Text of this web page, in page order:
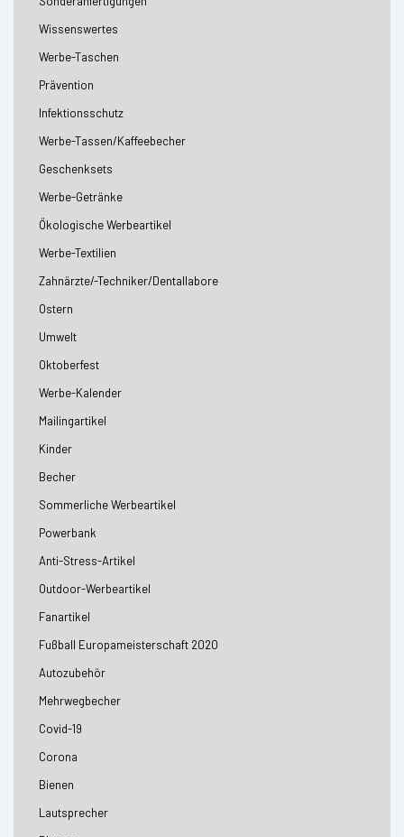
Wissenswertes
Werbe-Taschen
Prävention
Infektionsschutz
Werbe-Tassen/Kaffeebecher
Geschenksets
Werbe-Getränke
Ökologische Werbeartikel
Werbe-Textilien
Zahnärzte/-Techniker/Dentallabore
Ostern
Umwelt
Oktoberfest
Werbe-Kalender
Mailingartikel
Kinder
Becher
Sommerliche Werbeartikel
Powerbank
Anti-Stress-Artikel
Outdoor-Werbeartikel
Fanartikel
Fußball Europameisterschaft 2020
Autozubehör
Mehrwegbecher
Covid-19
Corona
Bienen
Lautsprecher